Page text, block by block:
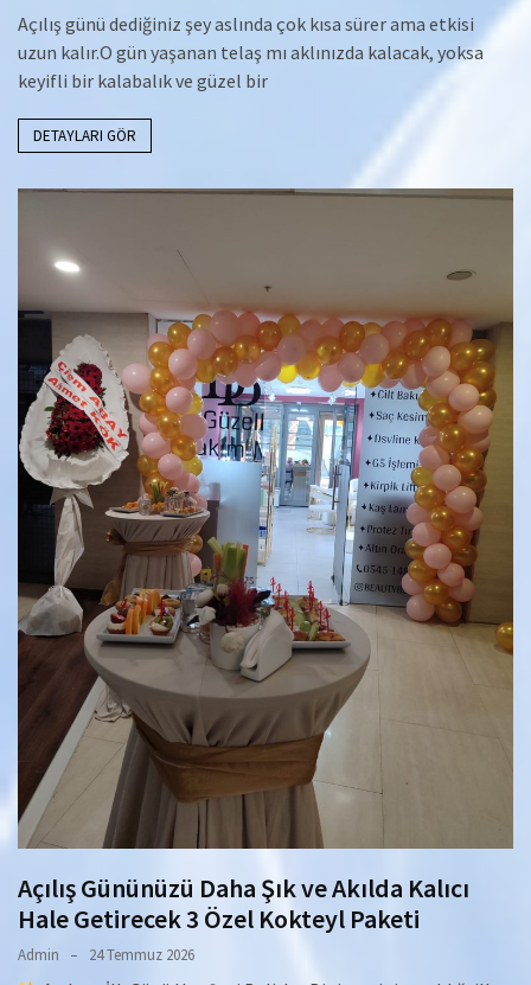
Açılış günü dediğiniz şey aslında çok kısa sürer ama etkisi
uzun kalır.O gün yaşanan telaş mı aklınızda kalacak, yoksa
keyifli bir kalabalık ve güzel bir
DETAYLARI GÖR
Açılış Gününüzü Daha Şık ve Akılda Kalıcı
Hale Getirecek 3 Özel Kokteyl Paketi
Admin 24 Temmuz 2026